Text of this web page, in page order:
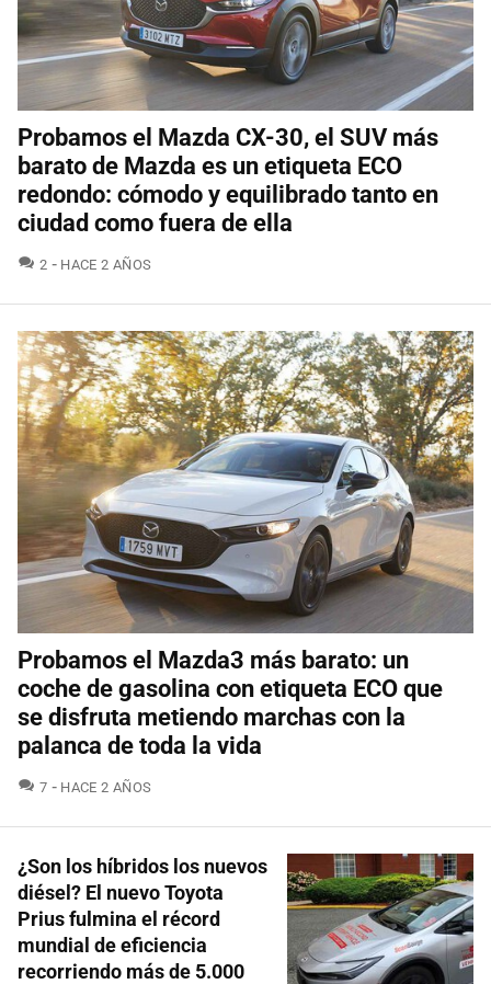
Probamos el Mazda CX-30, el SUV más
barato de Mazda es un etiqueta ECO
redondo: cómodo y equilibrado tanto en
ciudad como fuera de ella
2 COMENTARIOS
HACE 2 AÑOS
Probamos el Mazda3 más barato: un
coche de gasolina con etiqueta ECO que
se disfruta metiendo marchas con la
palanca de toda la vida
7 COMENTARIOS
HACE 2 AÑOS
¿Son los híbridos los nuevos
diésel? El nuevo Toyota
Prius fulmina el récord
mundial de eficiencia
recorriendo más de 5.000